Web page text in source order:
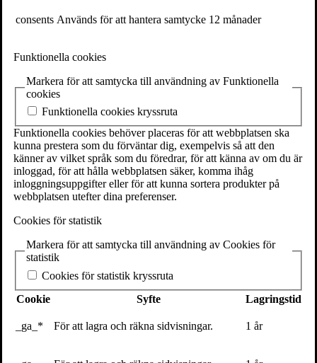
SE-111 27 Stockholm
+46(0) 8 702 15 19
info@volante.se
Fler kontaktuppgifter
Cookieinställningar
Ebolaepidemin – ett symptom på världens
orättvisor?
16 oktober 2014
5 min
Ebola är ett virus som orsakar ebolafeber, en blödarfeber med hög
dödlighet. För närvarande pågår den största ebolaepidemin någonsin
i Västafrika och smittspridningen visar inga tecken på att vara under
kontroll. Världshälsoorganisationen (WHO) kallar epidemin ett
behandling finns inte och strategin för att stoppa spridningen är
consents Används för att hantera samtycke 12 månader
Funktionella cookies
Markera för att samtycka till användning av Funktionella
cookies
Funktionella cookies kryssruta
Funktionella cookies behöver placeras för att webbplatsen ska
kunna prestera som du förväntar dig, exempelvis så att den
känner av vilket språk som du föredrar, för att känna av om du är
inloggad, för att hålla webbplatsen säker, komma ihåg
inloggningsuppgifter eller för att kunna sortera produkter på
webbplatsen utefter dina preferenser.
Cookies för statistik
Markera för att samtycka till användning av Cookies för
statistik
Cookies för statistik kryssruta
Cookie
Syfte Lagringstid
_ga_* För att lagra och räkna sidvisningar. 1 år